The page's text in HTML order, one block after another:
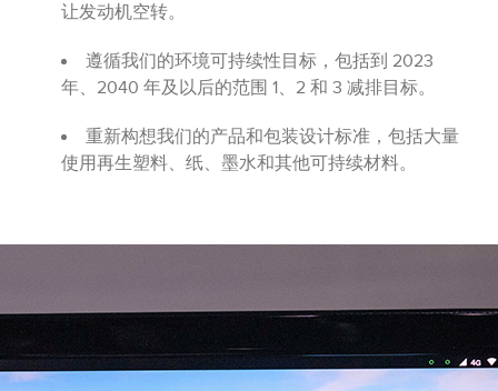
让发动机空转。
遵循我们的环境可持续性目标，包括到 2023
年、2040 年及以后的范围 1、2 和 3 减排目标。
重新构想我们的产品和包装设计标准，包括大量
使用再生塑料、纸、墨水和其他可持续材料。